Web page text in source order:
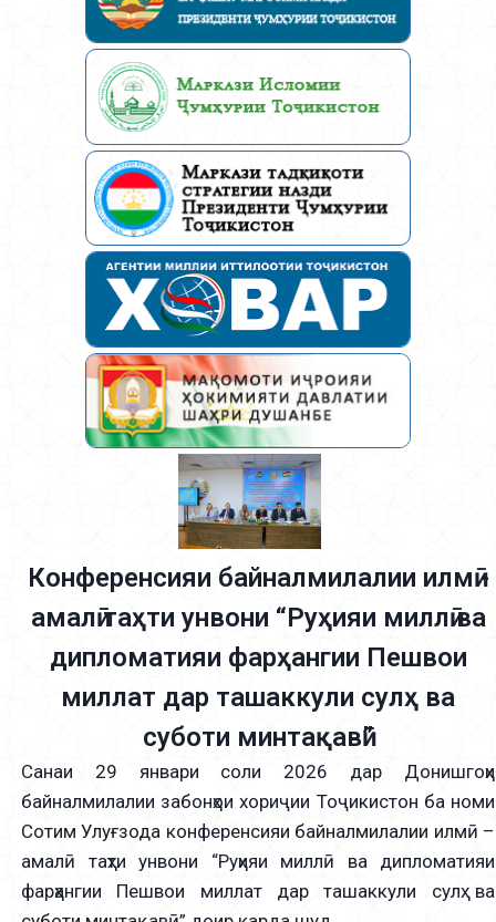
Конференсияи байналмилалии илмӣ -
амалӣ таҳти унвони “Руҳияи миллӣ ва
дипломатияи фарҳангии Пешвои
миллат дар ташаккули сулҳ ва
суботи минтақавӣ”
Санаи 29 январи соли 2026 дар Донишгоҳи
байналмилалии забонҳои хориҷии Тоҷикистон ба номи
Сотим Улуғзода конференсияи байналмилалии илмӣ –
амалӣ таҳти унвони “Руҳияи миллӣ ва дипломатияи
фарҳангии Пешвои миллат дар ташаккули сулҳ ва